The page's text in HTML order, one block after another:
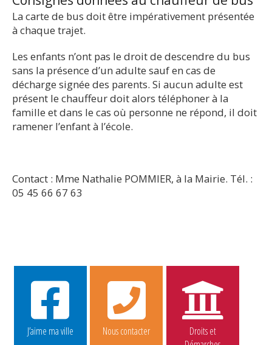
La carte de bus doit être impérativement présentée
à chaque trajet.
Les enfants n’ont pas le droit de descendre du bus
sans la présence d’un adulte sauf en cas de
décharge signée des parents. Si aucun adulte est
présent le chauffeur doit alors téléphoner à la
famille et dans le cas où personne ne répond, il doit
ramener l’enfant à l’école.
Contact : Mme Nathalie POMMIER, à la Mairie. Tél. :
05 45 66 67 63
J’aime ma ville Nous contacter
Droits et